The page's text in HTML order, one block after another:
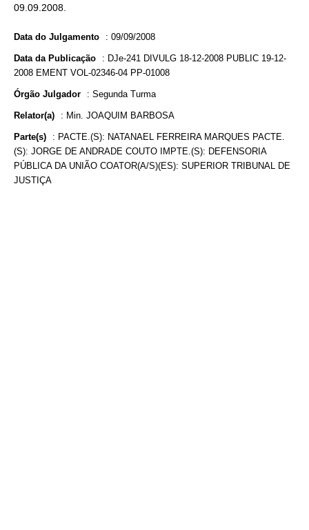
09.09.2008.
Data do Julgamento : 09/09/2008
Data da Publicação : DJe-241 DIVULG 18-12-2008 PUBLIC 19-12-
2008 EMENT VOL-02346-04 PP-01008
Órgão Julgador : Segunda Turma
Relator(a) : Min. JOAQUIM BARBOSA
Parte(s) : PACTE.(S): NATANAEL FERREIRA MARQUES PACTE.
(S): JORGE DE ANDRADE COUTO IMPTE.(S): DEFENSORIA
PÚBLICA DA UNIÃO COATOR(A/S)(ES): SUPERIOR TRIBUNAL DE
JUSTIÇA